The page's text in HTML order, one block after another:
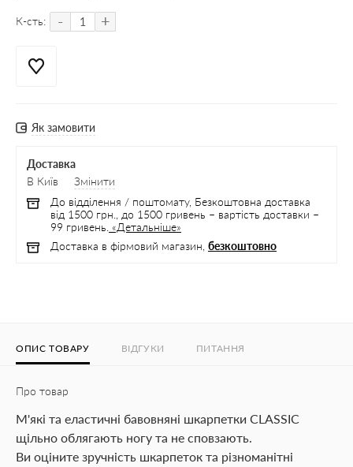
К-сть: - +
Як замовити
Доставка
В Київ
Змінити
До відділення / поштомату, Безкоштовна доставка
від 1500 грн., до 1500 гривень – вартість доставки –
99 гривень. «Детальніше»
Доставка в фірмовий магазин, безкоштовно
ОПИС ТОВАРУ ВІДГУКИ ПИТАННЯ
Про товар
М'які та еластичні бавовняні шкарпетки CLASSIC
щільно облягають ногу та не сповзають.
Ви оціните зручність шкарпеток та різноманітні